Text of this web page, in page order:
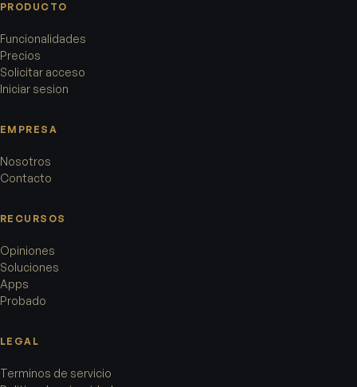
PRODUCTO
Funcionalidades
Precios
Solicitar acceso
Iniciar sesion
EMPRESA
Nosotros
Contacto
RECURSOS
Opiniones
Soluciones
Apps
Probado
LEGAL
Terminos de servicio